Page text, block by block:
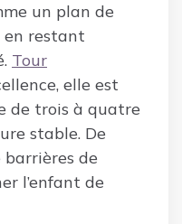
un plan de
restant
Tour
elle est
de trois à quatre
stable. De
barrières de
l’enfant de